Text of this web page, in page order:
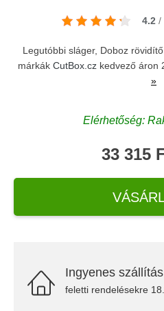
4.2 /
Legutóbbi sláger, Doboz
márkák CutBox.czkedvező áron
»
Elérhetőség:
33 315
Ingyenes szállítás
feletti rendelésekre